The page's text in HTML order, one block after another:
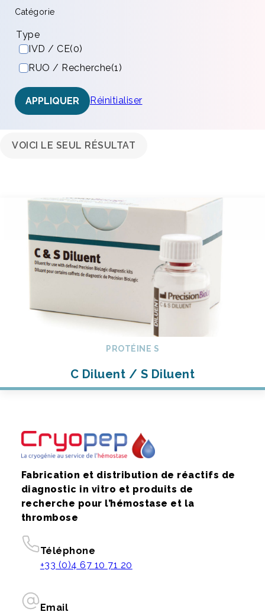
Catégorie
Type
IVD / CE(0)
RUO / Recherche(1)
APPLIQUER Réinitialiser
VOICI LE SEUL RÉSULTAT
PROTÉINE S
C Diluent / S Diluent
Fabrication et distribution de réactifs de
diagnostic in vitro et produits de
recherche pour l’hémostase et la
thrombose
Téléphone
+33 (0)4 67 10 71 20
Email